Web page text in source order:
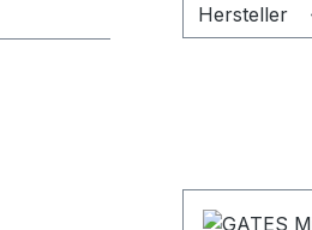
Hersteller